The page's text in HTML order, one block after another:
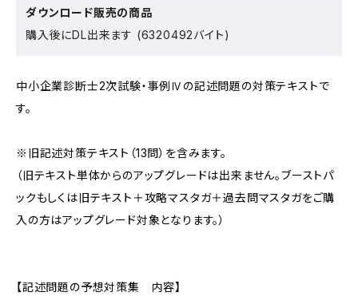
ダウンロード販売の商品
購入後にDL出来ます (6320492バイト)
中小企業診断士2次試験・事例Ⅳの記述問題の対策テキストで
す。
※旧記述対策テキスト（13問）を含みます。
（旧テキスト単体からのアップグレードは出来ません。ブーストパ
ックもしくは旧テキスト＋攻略マスタガ＋過去問マスタガをご購
入の方はアップグレード対象となります。）
【記述問題の予想対策集 内容】